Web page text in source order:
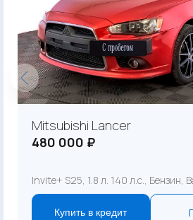
Mitsubishi Lancer
480 000 ₽
Invite+ S25, 1.8 л. 140 л.с., Бензин,
Купить в кредит